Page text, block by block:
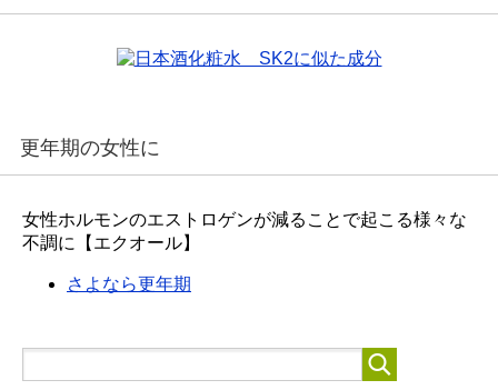
更年期の女性に
女性ホルモンのエストロゲンが減ることで起こる様々な
不調に【エクオール】
さよなら更年期